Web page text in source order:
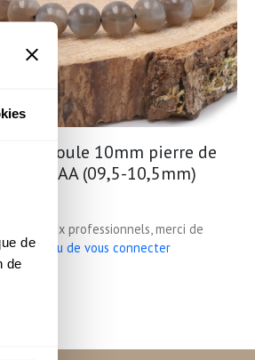
de
de
boule 10mm pierre de
grise AA (09,5-10,5mm)
aux professionnels, merci de
inscrire ou de vous connecter